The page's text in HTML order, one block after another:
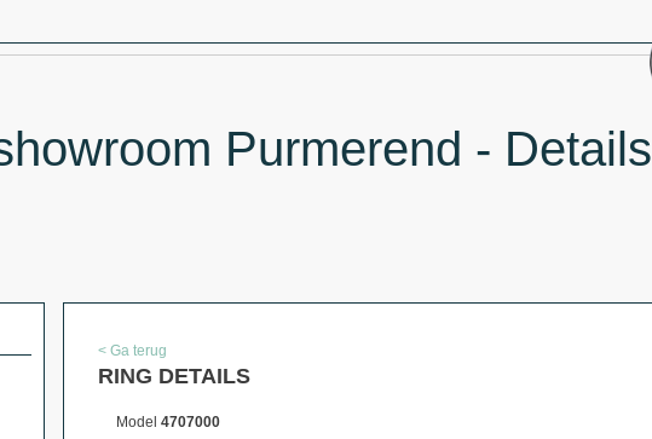
Purmerend - Details
< Ga terug
RING DETAILS
Model 4707000